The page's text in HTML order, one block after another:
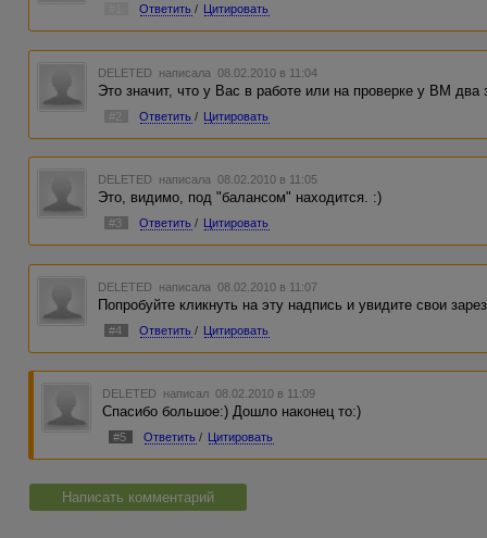
Ответить / Цитировать
DELETED написала 08.02.2010 в 11:04
Это значит, что у Вас в работе или на проверке у ВМ два
#2 Ответить / Цитировать
DELETED написала 08.02.2010 в 11:05
Это, видимо, под "балансом" находится. :)
#3 Ответить / Цитировать
DELETED написала 08.02.2010 в 11:07
Попробуйте кликнуть на эту надпись и увидите свои
#4 Ответить / Цитировать
DELETED написал 08.02.2010 в 11:09
Спасибо большое:) Дошло наконец то:)
#5 Ответить / Цитировать
Написать комментарий